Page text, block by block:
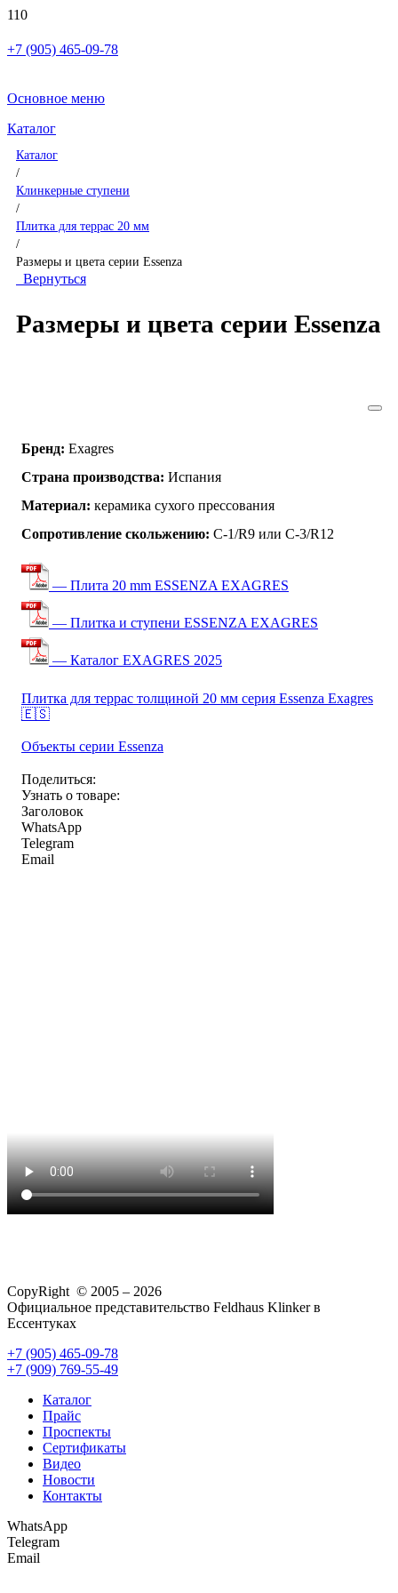
+7 (905) 465-09-78
Основное меню
Каталог
Каталог
/
Клинкерные ступени
/
Плитка для террас 20 мм
/
Размеры и цвета серии Essenza
Вернуться
Размеры и цвета серии Essenza
Бренд: Exagres
Страна производства: Испания
Материал: керамика сухого прессования
Сопротивление скольжению: C-1/R9 или C-3/R12
— Плита 20 mm ESSENZA EXAGRES
— Плитка и ступени ESSENZA EXAGRES
— Каталог EXAGRES 2025
Плитка для террас толщиной 20 мм серия Essenza Exagres
🇪🇸
Объекты серии Essenza
Поделиться:
Узнать о товаре:
Заголовок
WhatsApp
Telegram
Email
CopyRight © 2005 – 2026
Официальное представительство Feldhaus Klinker в
Ессентуках
+7 (905) 465-09-78
+7 (909) 769-55-49
Каталог
Прайс
Проспекты
Сертификаты
Видео
Новости
Контакты
WhatsApp
Telegram
Email